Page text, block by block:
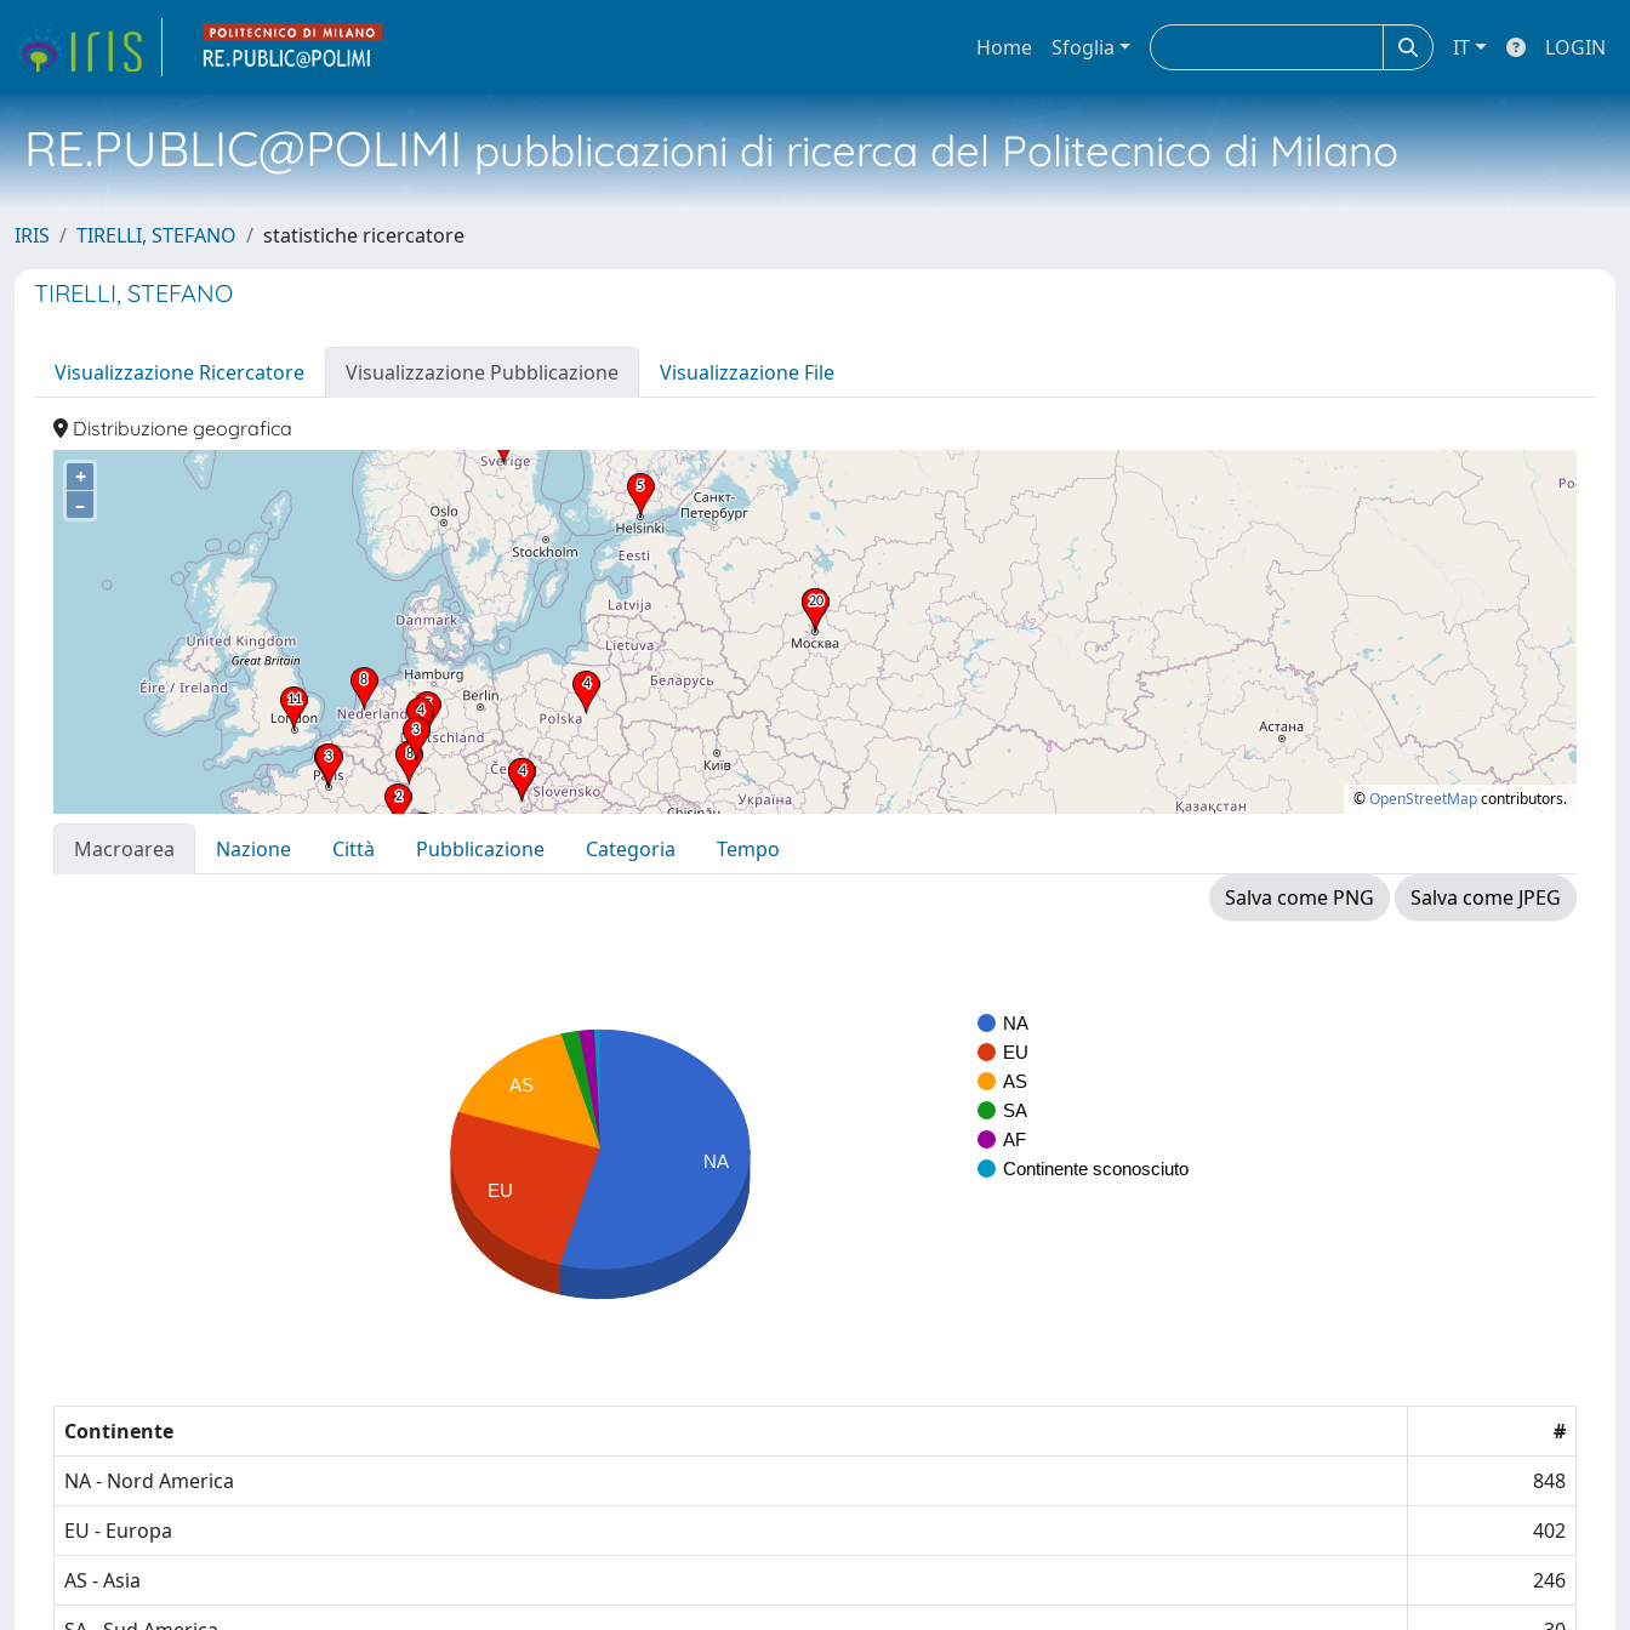
Home Sfoglia IT LOGIN
RE.PUBLIC@POLIMIpubblicazioni di ricerca del Politecnico di Milano
IRIS TIRELLI, STEFANO statistiche ricercatore
TIRELLI, STEFANO
Visualizzazione Ricercatore Visualizzazione Pubblicazione Visualizzazione File
Distribuzione geografica
+
–
©OpenStreetMapcontributors.
Macroarea Nazione Città Pubblicazione Categoria
Tempo
Salva come PNG
Salva come JPEG
NA
EU
AS
SA
AF
Continente sconosciuto
AS
EU
NA
Continente
#
NA - Nord America
848
EU - Europa
402
AS - Asia
246